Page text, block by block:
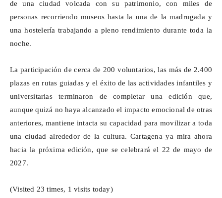
de una ciudad volcada con su patrimonio, con miles de
personas recorriendo museos hasta la una de la madrugada y
una hostelería trabajando a pleno rendimiento durante toda la
noche.
La participación de cerca de 200 voluntarios, las más de 2.400
plazas en rutas guiadas y el éxito de las actividades infantiles y
universitarias terminaron de completar una edición que,
aunque quizá no haya alcanzado el impacto emocional de otras
anteriores, mantiene intacta su capacidad para movilizar a toda
una ciudad alrededor de la cultura. Cartagena ya mira ahora
hacia la próxima edición, que se celebrará el 22 de mayo de
2027.
(Visited 23 times, 1 visits today)